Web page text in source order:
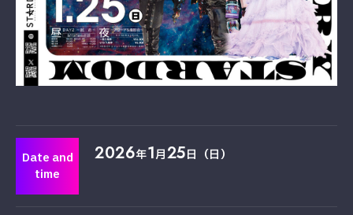
Date and
time
2026年1月25日（日）